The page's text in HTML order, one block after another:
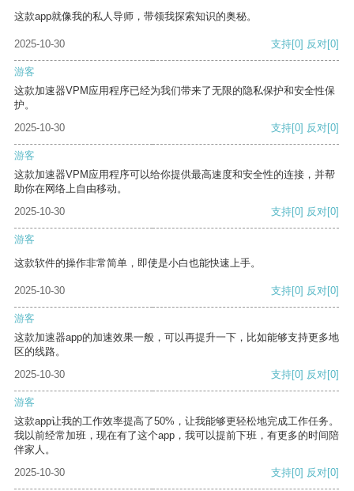
这款app就像我的私人导师，带领我探索知识的奥秘。
2025-10-30 支持[0] 反对[0]
游客
这款加速器VPM应用程序已经为我们带来了无限的隐私保护和安全性保
护。
2025-10-30
支持[0] 反对[0]
游客
这款加速器VPM应用程序可以给你提供最高速度和安全性的连接，并帮
助你在网络上自由移动。
2025-10-30
支持[0] 反对[0]
游客
这款软件的操作非常简单，即使是小白也能快速上手。
2025-10-30 支持[0] 反对[0]
游客
这款加速器app的加速效果一般，可以再提升一下，比如能够支持更多地
区的线路。
2025-10-30
支持[0] 反对[0]
游客
这款app让我的工作效率提高了50%，让我能够更轻松地完成工作任务。
我以前经常加班，现在有了这个app，我可以提前下班，有更多的时间陪
伴家人。
2025-10-30
支持[0] 反对[0]